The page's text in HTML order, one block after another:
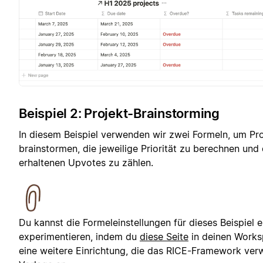
Beispiel 2: Projekt-Brainstorming
In diesem Beispiel verwenden wir zwei Formeln, um
brainstormen, die jeweilige Priorität zu berechnen und
erhaltenen Upvotes zu zählen.
Du kannst die Formeleinstellungen für dieses Beispiel
experimentieren, indem du diese Seite in deinen
eine weitere Einrichtung, die das RICE-Framework